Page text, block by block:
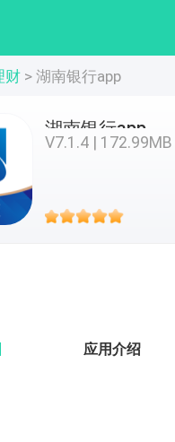
财 >湖南银行app
湖南银行app
V7.1.4 | 172.99MB
应用介绍